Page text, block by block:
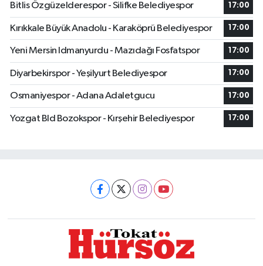
Bitlis Özgüzelderespor - Silifke Belediyespor 17:00
Kırıkkale Büyük Anadolu - Karaköprü Belediyespor 17:00
Yeni Mersin Idmanyurdu - Mazıdağı Fosfatspor 17:00
Diyarbekirspor - Yeşilyurt Belediyespor 17:00
Osmaniyespor - Adana Adaletgucu 17:00
Yozgat Bld Bozokspor - Kırşehir Belediyespor 17:00